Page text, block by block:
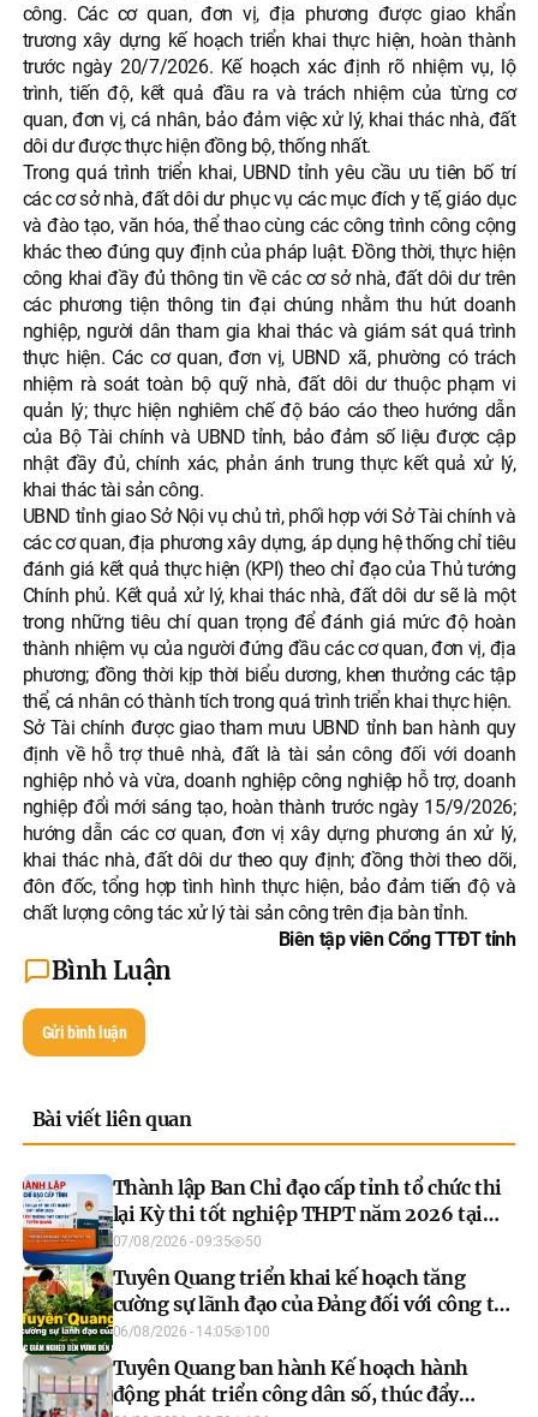
công. Các cơ quan, đơn vị, địa phương được giao khẩn
trương xây dựng kế hoạch triển khai thực hiện, hoàn thành
trước ngày 20/7/2026. Kế hoạch xác định rõ nhiệm vụ, lộ
trình, tiến độ, kết quả đầu ra và trách nhiệm của từng cơ
quan, đơn vị, cá nhân, bảo đảm việc xử lý, khai thác nhà, đất
dôi dư được thực hiện đồng bộ, thống nhất.
Trong quá trình triển khai, UBND tỉnh yêu cầu ưu tiên bố trí
các cơ sở nhà, đất dôi dư phục vụ các mục đích y tế, giáo dục
và đào tạo, văn hóa, thể thao cùng các công trình công cộng
khác theo đúng quy định của pháp luật. Đồng thời, thực hiện
công khai đầy đủ thông tin về các cơ sở nhà, đất dôi dư trên
các phương tiện thông tin đại chúng nhằm thu hút doanh
nghiệp, người dân tham gia khai thác và giám sát quá trình
thực hiện. Các cơ quan, đơn vị, UBND xã, phường có trách
nhiệm rà soát toàn bộ quỹ nhà, đất dôi dư thuộc phạm vi
quản lý; thực hiện nghiêm chế độ báo cáo theo hướng dẫn
của Bộ Tài chính và UBND tỉnh, bảo đảm số liệu được cập
nhật đầy đủ, chính xác, phản ánh trung thực kết quả xử lý,
khai thác tài sản công.
UBND tỉnh giao Sở Nội vụ chủ trì, phối hợp với Sở Tài chính và
các cơ quan, địa phương xây dựng, áp dụng hệ thống chỉ tiêu
đánh giá kết quả thực hiện (KPI) theo chỉ đạo của Thủ tướng
Chính phủ. Kết quả xử lý, khai thác nhà, đất dôi dư sẽ là một
trong những tiêu chí quan trọng để đánh giá mức độ hoàn
thành nhiệm vụ của người đứng đầu các cơ quan, đơn vị, địa
phương; đồng thời kịp thời biểu dương, khen thưởng các tập
thể, cá nhân có thành tích trong quá trình triển khai thực hiện.
Sở Tài chính được giao tham mưu UBND tỉnh ban hành quy
định về hỗ trợ thuê nhà, đất là tài sản công đối với doanh
nghiệp nhỏ và vừa, doanh nghiệp công nghiệp hỗ trợ, doanh
nghiệp đổi mới sáng tạo, hoàn thành trước ngày 15/9/2026;
hướng dẫn các cơ quan, đơn vị xây dựng phương án xử lý,
khai thác nhà, đất dôi dư theo quy định; đồng thời theo dõi,
đôn đốc, tổng hợp tình hình thực hiện, bảo đảm tiến độ và
chất lượng công tác xử lý tài sản công trên địa bàn tỉnh.
Biên tập viên Cổng TTĐT tỉnh
Bình Luận
Gửi bình luận
Bài viết liên quan
Thành lập Ban Chỉ đạo cấp tỉnh tổ chức thi
lại Kỳ thi tốt nghiệp THPT năm 2026 tại
Điểm thi Trường THPT Chuyên Tuyên
Quang
07/08/2026 - 09:35 50
Tuyên Quang triển khai kế hoạch tăng
cường sự lãnh đạo của Đảng đối với công tác
giảm nghèo bền vững đến năm 2030
06/08/2026 - 14:05 100
Tuyên Quang ban hành Kế hoạch hành
động phát triển công dân số, thúc đẩy